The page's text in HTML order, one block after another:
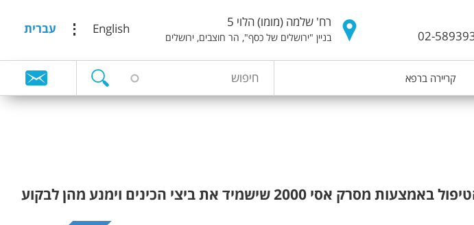
English עברית רח' שלמה (מומו) הלוי 5
בניין "ירושלים של כסף", הר חוצבים, ירושלים
קריירה ברפא
ט
י
פ